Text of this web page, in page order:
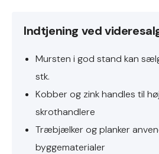
Indtjening ved
Mursten i god stand kan
stk.
Kobber og zink handles til
skrothandlere
Træbjælker og planker
byggematerialer